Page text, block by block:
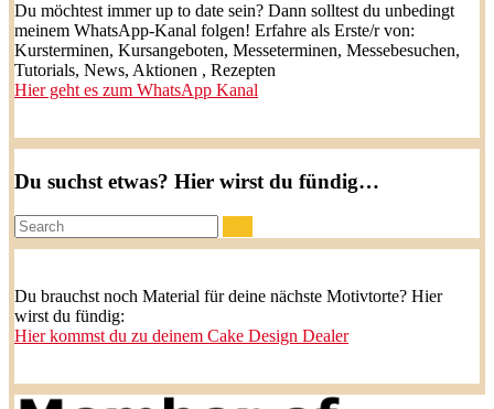
Du möchtest immer up to date sein? Dann solltest du unbedingt
meinem WhatsApp-Kanal folgen! Erfahre als Erste/r von:
Kursterminen, Kursangeboten, Messeterminen, Messebesuchen,
Tutorials, News, Aktionen , Rezepten
Hier geht es zum WhatsApp Kanal
Du suchst etwas? Hier wirst du fündig…
Search:
Du brauchst noch Material für deine nächste Motivtorte? Hier
wirst du fündig:
Hier kommst du zu deinem Cake Design Dealer